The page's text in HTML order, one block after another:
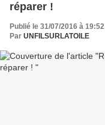
réparer !
Publié le 31/07/2016 à 19:52
Par UNFILSURLATOILE